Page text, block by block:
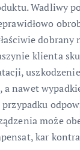
Wadliwy
dobrany
klienta
nawet
może
kar